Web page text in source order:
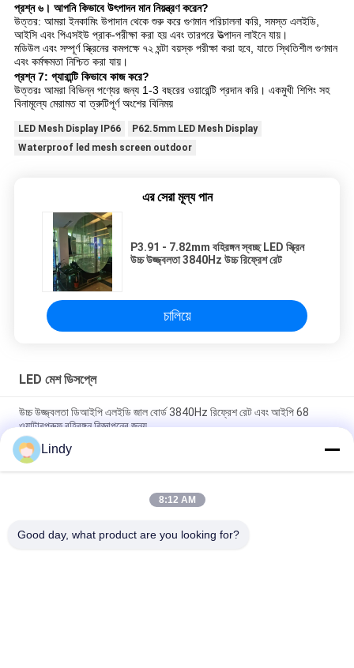
প্রশ্ন ৬। আপনি কিভাবে উৎপাদন মান নিয়ন্ত্রণ করেন?
উত্তর: আমরা ইনকামিং উপাদান থেকে শুরু করে গুণমান পরিচালনা করি, সমস্ত এলইডি,
আইসি এবং পিএসইউ প্রাক-পরীক্ষা করা হয় এবং তারপরে উত্পাদন লাইনে যায়।
মডিউল এবং সম্পূর্ণ স্ক্রিনের কমপক্ষে ৭২ ঘন্টা বয়স্ক পরীক্ষা করা হবে, যাতে স্থিতিশীল গুণমান
এবং কর্মক্ষমতা নিশ্চিত করা যায়।
প্রশ্ন 7: গ্যারান্টি কিভাবে কাজ করে?
উত্তরঃ আমরা বিভিন্ন পণ্যের জন্য 1-3 বছরের ওয়ারেন্টি প্রদান করি। একমুখী শিপিং সহ
বিনামূল্যে মেরামত বা ত্রুটিপূর্ণ অংশের বিনিময়
LED Mesh Display IP66
P62.5mm LED Mesh Display
Waterproof led mesh screen outdoor
এর সেরা মূল্য পান
P3.91 - 7.82mm বহিরঙ্গন স্বচ্ছ LED স্ক্রিন
উচ্চ উজ্জ্বলতা 3840Hz উচ্চ রিফ্রেশ রেট
চালিয়ে
LED মেশ ডিসপ্লে
উচ্চ উজ্জ্বলতা ডিআইপি এলইডি জাল বোর্ড 3840Hz রিফ্রেশ রেট এবং আইপি 68
ওয়াটারপ্রুফ বহিরঙ্গন বিজ্ঞাপনের জন্য
আউটডোর এলইডি মেশ ডিসপ্লে P25-25, 8000nits উচ্চ উজ্জ্বলতা, IP68 জলরোধী
এবং উন্নত দৃশ্যমানতার জন্য হালকা ওজনের ডিজাইন
8000nits উচ্চ উজ্জ্বলতা, IP68 জলরোধী এবং হালকা ওজনের ডিজাইন সহ আউটডোর
Lindy
8:12 AM
Good day, what product are you looking for?